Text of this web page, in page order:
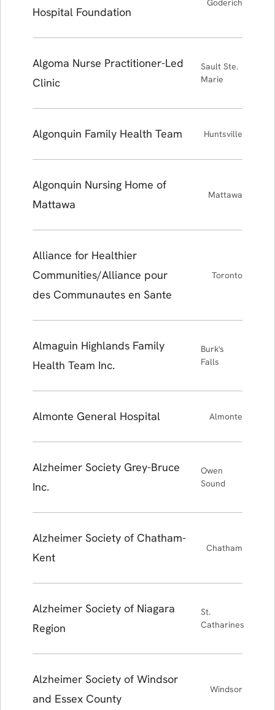
Hospital Foundation
Algoma Nurse Practitioner-Led
Clinic
Sault Ste.
Marie
Algonquin Family Health Team Huntsville
Algonquin Nursing Home of
Mattawa
Mattawa
Alliance for Healthier
Communities/Alliance pour
des Communautes en Sante
Toronto
Almaguin Highlands Family
Health Team Inc.
Burk's
Falls
Almonte General Hospital Almonte
Alzheimer Society Grey-Bruce
Inc.
Owen
Sound
Alzheimer Society of Chatham-
Kent
Chatham
Alzheimer Society of Niagara
Region
St.
Catharines
Alzheimer Society of Windsor
and Essex County
Windsor